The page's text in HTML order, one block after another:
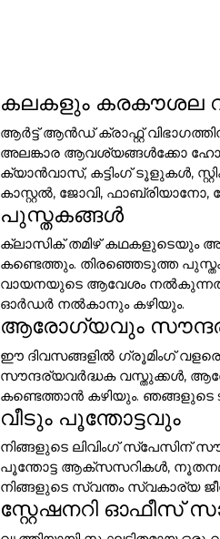
കലകളും കരകൗശല
ആർട്ട് ആൻഡ് ക്രാഫ്റ്റ്
അലങ്കാര ആവശ്യങ്ങൾക്കോ
ക്യാൻവാസ്, കട്ടിംഗ് ടൂളുകൾ,
കാസ്റ്റൽ, ജോവി,
പുസ്തകങ്ങൾ
ക്ലാസിക് തമിഴ് കഥകളുടെയും
കണ്ടെത്തും. തിരഞ്ഞെടുത്ത
വായനയുടെ ആവേശം നൽകുന്നതിൽ
ഓർഡർ നൽകാനും കഴിയും.
ആരോഗ്യവും
ഈ ദിവസങ്ങളിൽ ഗ്രൂമിംഗ്
സൗന്ദര്യവർദ്ധക വസ്തുക്കൾ,
കണ്ടെത്താൻ കഴിയും. ഞങ്ങളുടെ
വീടും പൂന്തോട്ടവും
നിങ്ങളുടെ ലിവിംഗ് സ്പേസിന്
പൂന്തോട്ട ആക്സസറികൾ,
നിങ്ങളുടെ സ്വന്തം സ്വകാര്യ
സ്റ്റേഷനറി ഓഫീസ്